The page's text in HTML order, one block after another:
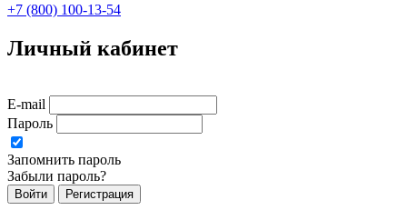
+7 (800) 100-13-54
Личный кабинет
E-mail
Пароль
Запомнить пароль
Забыли пароль?
Войти Регистрация